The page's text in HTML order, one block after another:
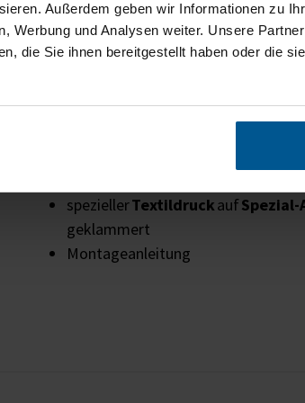
Außerdem geben wir Informationen zu
Werbung und Analysen weiter. Unsere
die Sie ihnen bereitgestellt haben oder die
Höhere Produktivitätdurch
Rahmenlose Optik durch
rückseitiger Metall-
speziellerTextildruckauf
geklammert
Montageanleitung